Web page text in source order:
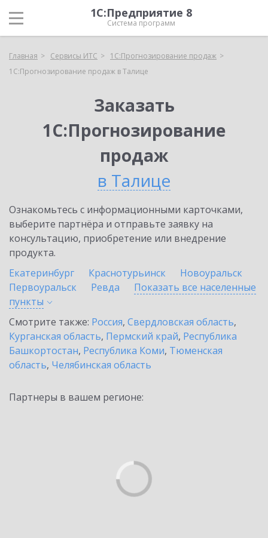
1С:Предприятие 8
Система программ
Главная Сервисы ИТС
1С:Прогнозирование продаж
1С:Прогнозирование продаж в Талице
Заказать
1С:Прогнозирование
продаж
в Талице
Ознакомьтесь с информационными карточками,
выберите партнёра и отправьте заявку на
консультацию, приобретение или внедрение
продукта.
Екатеринбург
Краснотурьинск
Новоуральск
Первоуральск
Ревда
Показать все населенные
пункты
Смотрите также: Россия, Свердловская область,
Курганская область, Пермский край, Республика
Башкортостан, Республика Коми, Тюменская
область, Челябинская область
Партнеры в вашем регионе: